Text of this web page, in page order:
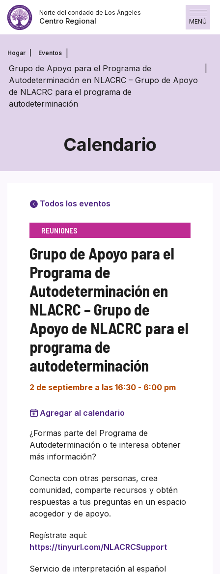
Saltar
contenido
Norte del condado de Los Ángeles
Centro Regional MENÚ
Hogar Eventos
Grupo de Apoyo para el Programa de
Autodeterminación en NLACRC – Grupo de Apoyo
de NLACRC para el programa de
autodeterminación
Calendario
Todos los eventos
REUNIONES
Grupo de Apoyo para el
Programa de
Autodeterminación en
NLACRC – Grupo de
Apoyo de NLACRC para el
programa de
autodeterminación
2 de septiembre a las 16:30 - 6:00 pm
Agregar al calendario
¿Formas parte del Programa de
Autodeterminación o te interesa obtener
más información?
Conecta con otras personas, crea
comunidad, comparte recursos y obtén
respuestas a tus preguntas en un espacio
acogedor y de apoyo.
Regístrate aquí:
https://tinyurl.com/NLACRCSupport
Servicio de interpretación al español